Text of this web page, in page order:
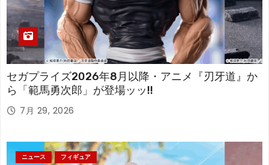
セガプライズ2026年8月以降・アニメ『刃牙道』か
ら「範馬勇次郎」が登場ッッ!!
7月 29, 2026
ニュース フィギュア